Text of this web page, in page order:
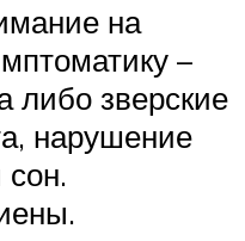
на
–
либо зверские
нарушение
сон.